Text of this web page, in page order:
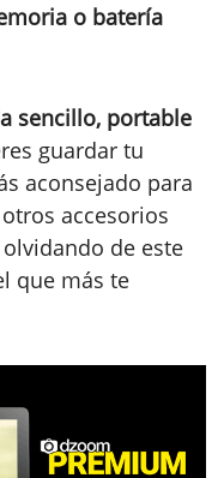
o batería
sencillo, portable
guardar tu
aconsejado para
accesorios
olvidando de este
que más te